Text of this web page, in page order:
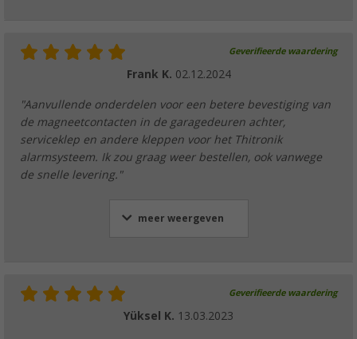
Geverifieerde waardering
Frank K. 02.12.2024
"Aanvullende onderdelen voor een betere bevestiging van
de magneetcontacten in de garagedeuren achter,
serviceklep en andere kleppen voor het Thitronik
alarmsysteem. Ik zou graag weer bestellen, ook vanwege
de snelle levering."
meer weergeven
Geverifieerde waardering
Yüksel K. 13.03.2023